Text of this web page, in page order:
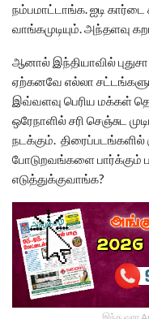
நம்பமாட்டாங்க. ஐடி கார்டை
வாங்கமுடியும். அந்தளவு
ஆனால் இந்தியாவில்
ஏற்கனவே எல்லா
இவ்வளவு பெரிய மக்கள்
ஒரேநாளில் சரி செஞ்சுட
நடக்கும். திரைப்படங்களில்
போடுறவங்களை பார்க்கும்
எடுத்துக்குவாங்க?